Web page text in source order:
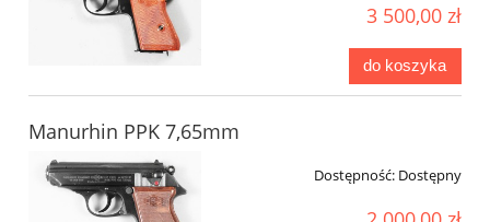
3 500,00 zł
do koszyka
Manurhin PPK 7,65mm
Dostępność: Dostępny